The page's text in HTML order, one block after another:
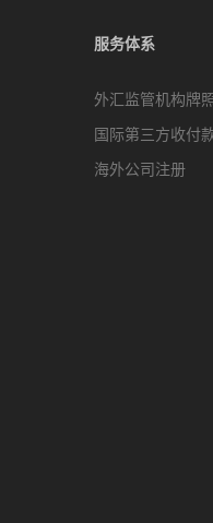
服务体系
外汇监管机构牌
国际第三方收付
海外公司注册